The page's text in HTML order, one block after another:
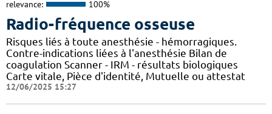
relevance: 100%
Radio-fréquence osseuse
Risques liés à toute anesthésie - hémorragiques.
Contre-indications liées à l'anesthésie Bilan de
coagulation Scanner - IRM - résultats biologiques
Carte vitale, Pièce d'identité, Mutuelle ou attestat
12/06/2025 15:27